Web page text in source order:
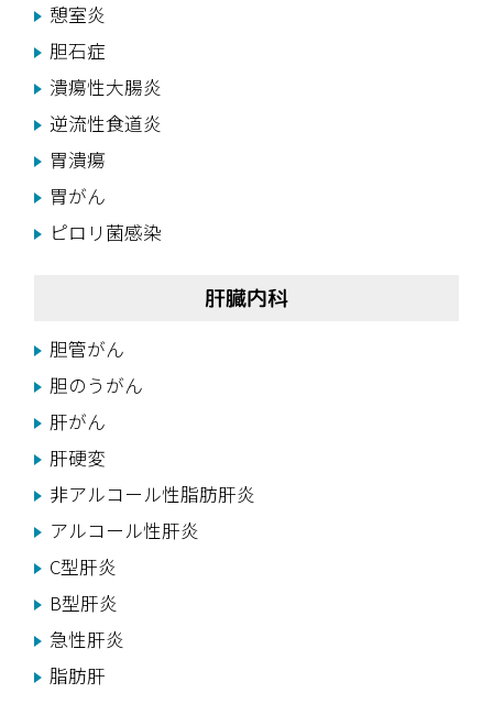
憩室炎
胆石症
潰瘍性大腸炎
逆流性食道炎
胃潰瘍
胃がん
ピロリ菌感染
肝臓内科
胆管がん
胆のうがん
肝がん
肝硬変
非アルコール性脂肪肝炎
アルコール性肝炎
C型肝炎
B型肝炎
急性肝炎
脂肪肝